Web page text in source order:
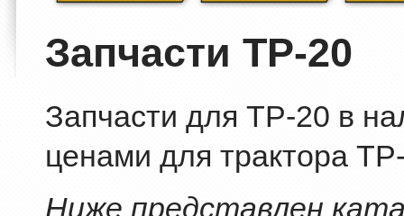
Запчасти ТР-20
Запчасти для ТР-20 в
ценами для трактора
Ниже представлен